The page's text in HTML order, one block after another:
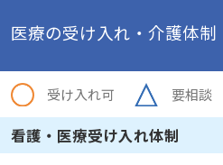
医療の受け入れ・介護体制
受け入れ可 要相談
看護・医療受け入れ体制